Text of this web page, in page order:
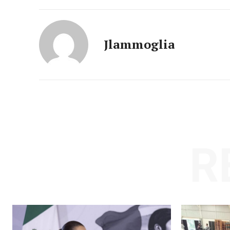
Jlammoglia